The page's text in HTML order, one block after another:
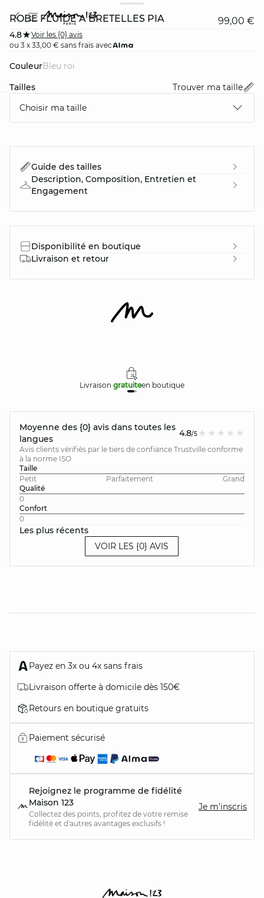
ROBE FLUIDE À BRETELLES PIA 99,00 €
4.8
Voir les {0} avis
ou 3 x 33,00 € sans frais avec
Couleur
bleu roi
Tailles
Trouver ma taille
Choisir ma taille
Guide des tailles
Description, Composition, Entretien et
Engagement
Disponibilité en boutique
Livraison et retour
Livraison gratuiteen boutique
Moyenne des {0} avis dans toutes les
langues
4.8/5
Avis clients vérifiés par le tiers de confiance Trustville conforme
à la norme ISO
Taille
Petit
Parfaitement
Grand
Qualité
0
Confort
0
Les plus récents
VOIR LES {0} AVIS
Payez en 3x ou 4x sans frais
Livraison offerte à domicile dès 150€
Retours en boutique gratuits
Paiement sécurisé
Rejoignez le programme de fidélité
Maison 123
Collectez des points, profitez de votre remise
fidélité et d'autres avantages exclusifs !
Je m'inscris